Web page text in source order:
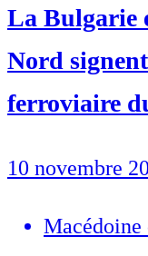
La Bulgarie
Nord
ferroviaire
10 novembre
Macédoine